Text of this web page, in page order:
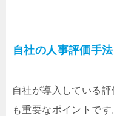
自社の人事評価手
自社が導入している
も重要なポイントで